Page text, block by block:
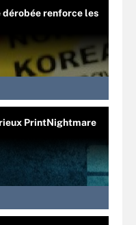
renforce les
PrintNightmare